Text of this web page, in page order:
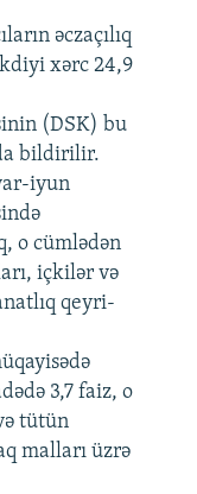
480p
360p
480p
720p
1080p
əczaçılıq
xərc 24,9
(DSK) bu
bildirilir.
iyun
o cümlədən
içkilər və
qeyri-
3,7 faiz, o
tütün
malları üzrə